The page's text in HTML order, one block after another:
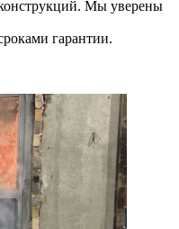
Мы уверены
гарантии.